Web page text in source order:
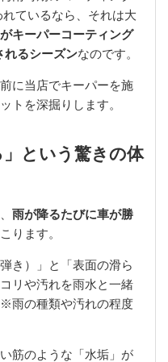
ているなら、それは大
キーパーコーティング
れるシーズンなのです。
に当店でキーパーを施
トを深掘りします。
という驚きの体
雨が降るたびに車が勝
ります。
き）」と「表面の滑ら
リや汚れを雨水と一緒
雨の種類や汚れの程度
筋のような「水垢」が